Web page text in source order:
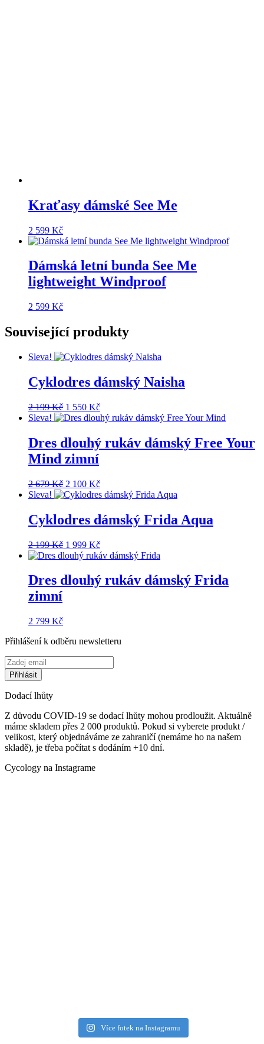
Kraťasy dámské See Me
2 599 Kč
Dámská letní bunda See Me
lightweight Windproof
2 599 Kč
Související produkty
Sleva!
Cyklodres dámský Naisha
2 199Kč Původní
cena
2
199 Kč.
1 550 KčAktuální
cena
1
550 Kč.
Sleva!
Dres dlouhý rukáv dámský Free Your
Mind zimní
2 679Kč Původní
cena
2
679 Kč.
2 100 KčAktuální
cena
2
100 Kč.
Sleva!
Cyklodres dámský Frida Aqua
2 199Kč Původní
cena
2
199 Kč.
1 999 KčAktuální
cena
1
999 Kč.
Dres dlouhý rukáv dámský Frida
zimní
2 799 Kč
Přihlášení k odběru newsletteru
Dodací lhůty
Z důvodu COVID-19 se dodací lhůty mohou prodloužit. Aktuálně
máme skladem přes 2 000 produktů. Pokud si vyberete produkt /
velikost, který objednáváme ze zahraničí (nemáme ho na našem
skladě), je třeba počítat s dodáním +10 dní.
Cycology na Instagrame
Více fotek na Instagramu